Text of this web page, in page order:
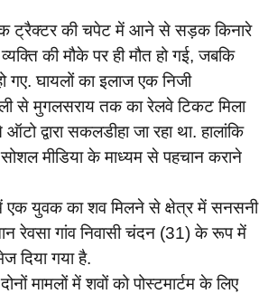
एक ट्रैक्टर की चपेट में आने से सड़क किनारे
की मौके पर ही मौत हो गई, जबकि
घायलों का इलाज एक निजी
से मुगलसराय तक का रेलवे टिकट मिला
द्वारा सकलडीहा जा रहा था. हालांकि
मीडिया के माध्यम से पहचान कराने
में एक युवक का शव मिलने से क्षेत्र में सनसनी
रेवसा गांव निवासी चंदन (31) के रूप में
दिया गया है.
मामलों में शवों को पोस्टमार्टम के लिए